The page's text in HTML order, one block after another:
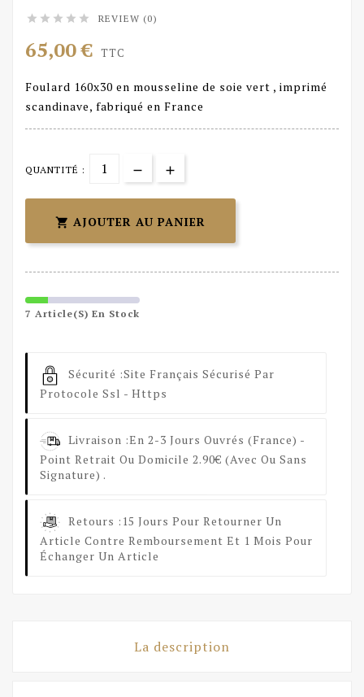
     REVIEW (0)
65,00 € TTC
Foulard 160x30 en mousseline de soie vert , imprimé
scandinave, fabriqué en France
QUANTITÉ :
 AJOUTER AU PANIER
7 Article(s) En Stock
Sécurité :Site Français Sécurisé Par
Protocole Ssl - Https
Livraison :En 2-3 Jours Ouvrés (France) -
Point Retrait Ou Domicile 2.90€ (avec Ou Sans
Signature) .
Retours : 15 Jours Pour Retourner Un
Article Contre Remboursement Et 1 Mois Pour
Échanger Un Article
La description